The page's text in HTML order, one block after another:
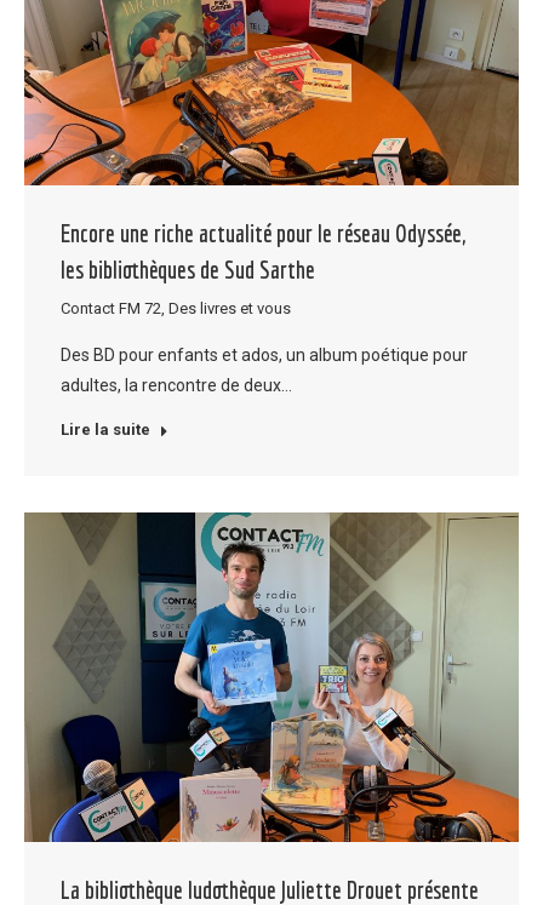
Encore une riche actualité pour le réseau Odyssée,
les bibliothèques de Sud Sarthe
Contact FM 72 Des livres et vous
Des BD pour enfants et ados, un album poétique pour
adultes, la rencontre de deux…
Lire la suite
La bibliothèque ludothèque Juliette Drouet présente